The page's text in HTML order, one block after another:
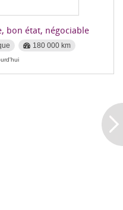
bon état, négociable
180 000 km